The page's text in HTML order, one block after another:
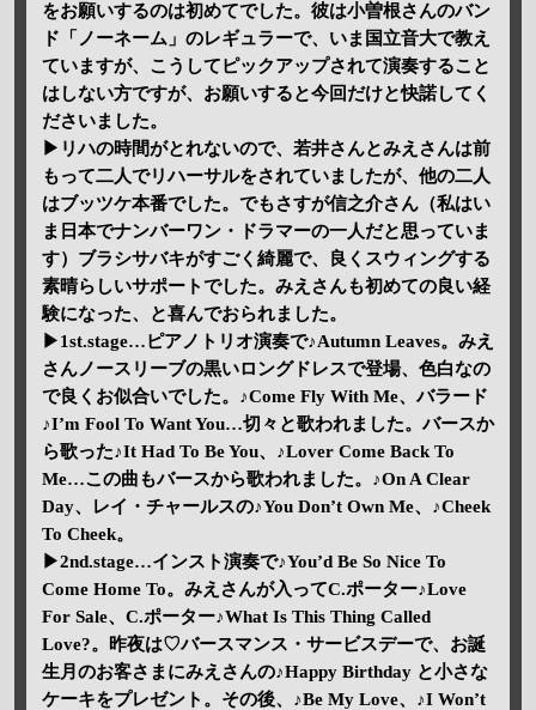
をお願いするのは初めてでした。彼は小曽根さんのバン
ド「ノーネーム」のレギュラーで、いま国立音大で教え
ていますが、こうしてピックアップされて演奏すること
はしない方ですが、お願いすると今回だけと快諾してく
ださいました。
▶リハの時間がとれないので、若井さんとみえさんは前
もって二人でリハーサルをされていましたが、他の二人
はブッツケ本番でした。でもさすが信之介さん（私はい
ま日本でナンバーワン・ドラマーの一人だと思っていま
す）ブラシサバキがすごく綺麗で、良くスウィングする
素晴らしいサポートでした。みえさんも初めての良い経
験になった、と喜んでおられました。
▶1st.stage…ピアノトリオ演奏で♪Autumn Leaves。みえ
さんノースリーブの黒いロングドレスで登場、色白なの
で良くお似合いでした。♪Come Fly With Me、バラード
♪I’m Fool To Want You…切々と歌われました。バースか
ら歌った♪It Had To Be You、♪Lover Come Back To
Me…この曲もバースから歌われました。♪On A Clear
Day、レイ・チャールスの♪You Don’t Own Me、♪Cheek
To Cheek。
▶2nd.stage…インスト演奏で♪You’d Be So Nice To
Come Home To。みえさんが入ってC.ポーター♪Love
For Sale、C.ポーター♪What Is This Thing Called
Love?。昨夜は♡バースマンス・サービスデーで、お誕
生月のお客さまにみえさんの♪Happy Birthday と小さな
ケーキをプレゼント。その後、♪Be My Love、♪I Won’t